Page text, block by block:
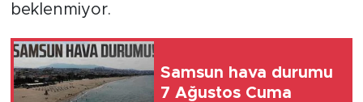
beklenmiyor.
Samsun hava durumu
7 Ağustos Cuma